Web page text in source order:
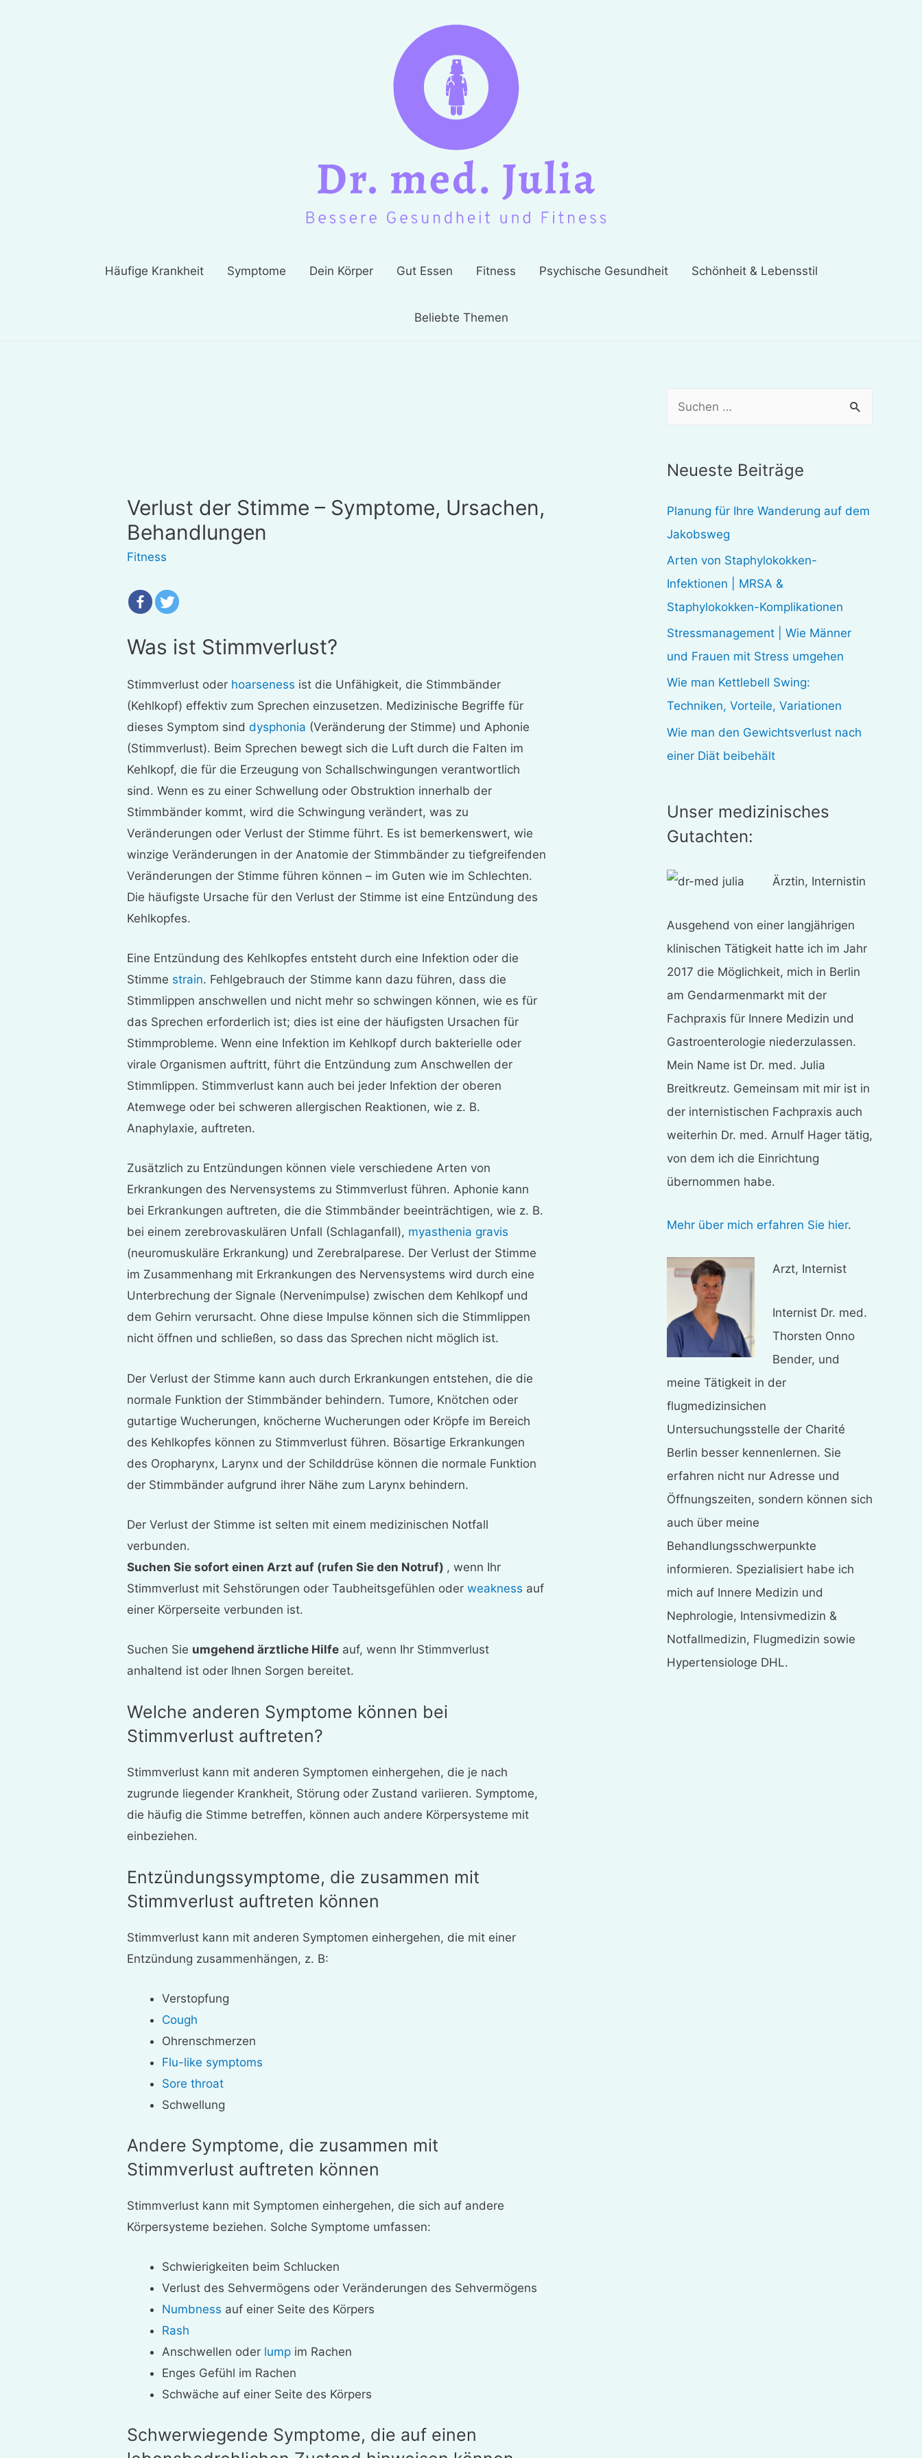
Häufige Krankheit Symptome Dein Körper Gut Essen Fitness Psychische Gesundheit Schönheit & Lebensstil
Beliebte Themen
Verlust der Stimme – Symptome, Ursachen,
Behandlungen
Fitness
Was ist Stimmverlust?
Stimmverlust oder hoarseness ist die Unfähigkeit, die Stimmbänder
(Kehlkopf) effektiv zum Sprechen einzusetzen. Medizinische Begriffe für
dieses Symptom sinddysphonia (Veränderung der Stimme) und Aphonie
(Stimmverlust). Beim Sprechen bewegt sich die Luft durch die Falten im
Kehlkopf, die für die Erzeugung von Schallschwingungen verantwortlich
sind. Wenn es zu einer Schwellung oder Obstruktion innerhalb der
Stimmbänder kommt, wird die Schwingung verändert, was zu
Veränderungen oder Verlust der Stimme führt. Es ist bemerkenswert, wie
winzige Veränderungen in der Anatomie der Stimmbänder zu tiefgreifenden
Veränderungen der Stimme führen können – im Guten wie im Schlechten.
Die häufigste Ursache für den Verlust der Stimme ist eine Entzündung des
Kehlkopfes.
Eine Entzündung des Kehlkopfes entsteht durch eine Infektion oder die
Stimme strain. Fehlgebrauch der Stimme kann dazu führen, dass die
Stimmlippen anschwellen und nicht mehr so schwingen können, wie es für
das Sprechen erforderlich ist; dies ist eine der häufigsten Ursachen für
Stimmprobleme. Wenn eine Infektion im Kehlkopf durch bakterielle oder
virale Organismen auftritt, führt die Entzündung zum Anschwellen der
Stimmlippen. Stimmverlust kann auch bei jeder Infektion der oberen
Atemwege oder bei schweren allergischen Reaktionen, wie z. B.
Anaphylaxie, auftreten.
Zusätzlich zu Entzündungen können viele verschiedene Arten von
Erkrankungen des Nervensystems zu Stimmverlust führen. Aphonie kann
bei Erkrankungen auftreten, die die Stimmbänder beeinträchtigen, wie z. B.
bei einem zerebrovaskulären Unfall (Schlaganfall), myasthenia gravis
(neuromuskuläre Erkrankung) und Zerebralparese. Der Verlust der Stimme
im Zusammenhang mit Erkrankungen des Nervensystems wird durch eine
Unterbrechung der Signale (Nervenimpulse) zwischen dem Kehlkopf und
dem Gehirn verursacht. Ohne diese Impulse können sich die Stimmlippen
nicht öffnen und schließen, so dass das Sprechen nicht möglich ist.
Der Verlust der Stimme kann auch durch Erkrankungen entstehen, die die
normale Funktion der Stimmbänder behindern. Tumore, Knötchen oder
gutartige Wucherungen, knöcherne Wucherungen oder Kröpfe im Bereich
des Kehlkopfes können zu Stimmverlust führen. Bösartige Erkrankungen
des Oropharynx, Larynx und der Schilddrüse können die normale Funktion
der Stimmbänder aufgrund ihrer Nähe zum Larynx behindern.
Der Verlust der Stimme ist selten mit einem medizinischen Notfall
verbunden.
Suchen Sie sofort einen Arzt auf (rufen Sie den Notruf) , wenn Ihr
Stimmverlust mit Sehstörungen oder Taubheitsgefühlen oderweakness auf
einer Körperseite verbunden ist.
Suchen Sie umgehend ärztliche Hilfe auf, wenn Ihr Stimmverlust
anhaltend ist oder Ihnen Sorgen bereitet.
Welche anderen Symptome können bei
Stimmverlust auftreten?
Stimmverlust kann mit anderen Symptomen einhergehen, die je nach
zugrunde liegender Krankheit, Störung oder Zustand variieren. Symptome,
die häufig die Stimme betreffen, können auch andere Körpersysteme mit
einbeziehen.
Entzündungssymptome, die zusammen mit
Stimmverlust auftreten können
Stimmverlust kann mit anderen Symptomen einhergehen, die mit einer
Entzündung zusammenhängen, z. B:
Verstopfung
Cough
Ohrenschmerzen
Flu-like symptoms
Sore throat
Schwellung
Andere Symptome, die zusammen mit
Stimmverlust auftreten können
Stimmverlust kann mit Symptomen einhergehen, die sich auf andere
Körpersysteme beziehen. Solche Symptome umfassen:
Schwierigkeiten beim Schlucken
Verlust des Sehvermögens oder Veränderungen des Sehvermögens
Numbness auf einer Seite des Körpers
Rash
Anschwellen oder lump im Rachen
Enges Gefühl im Rachen
Schwäche auf einer Seite des Körpers
Schwerwiegende Symptome, die auf einen
h
n
n
a
c
h
:
Neueste Beiträge
Planung für Ihre Wanderung auf dem
Jakobsweg
Arten von Staphylokokken-
Infektionen | MRSA &
Staphylokokken-Komplikationen
Stressmanagement | Wie Männer
und Frauen mit Stress umgehen
Wie man Kettlebell Swing:
Techniken, Vorteile, Variationen
Wie man den Gewichtsverlust nach
einer Diät beibehält
Unser medizinisches
Gutachten:
Ärztin, Internistin
Ausgehend von einer langjährigen
klinischen Tätigkeit hatte ich im Jahr
2017 die Möglichkeit, mich in Berlin
am Gendarmenmarkt mit der
Fachpraxis für Innere Medizin und
Gastroenterologie niederzulassen.
Mein Name ist Dr. med. Julia
Breitkreutz. Gemeinsam mit mir ist in
der internistischen Fachpraxis auch
weiterhin Dr. med. Arnulf Hager tätig,
von dem ich die Einrichtung
übernommen habe.
Mehr über mich erfahren Sie hier.
Arzt, Internist
Internist Dr. med.
Thorsten Onno
Bender, und
meine Tätigkeit in der
flugmedizinsichen
Untersuchungsstelle der Charité
Berlin besser kennenlernen. Sie
erfahren nicht nur Adresse und
Öffnungszeiten, sondern können sich
auch über meine
Behandlungsschwerpunkte
informieren. Spezialisiert habe ich
mich auf Innere Medizin und
Nephrologie, Intensivmedizin &
Notfallmedizin, Flugmedizin sowie
Hypertensiologe DHL.